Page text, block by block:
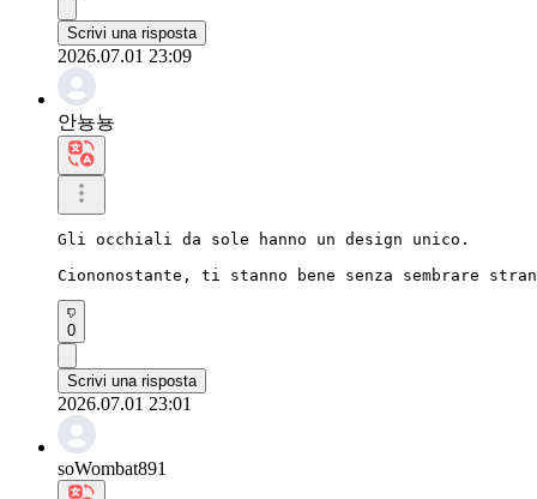
Scrivi una risposta
2026.07.01 23:09
안뇽뇽
Gli occhiali da sole hanno un design unico.
Ciononostante, ti stanno bene senza sembrare
0
Scrivi una risposta
2026.07.01 23:01
soWombat891